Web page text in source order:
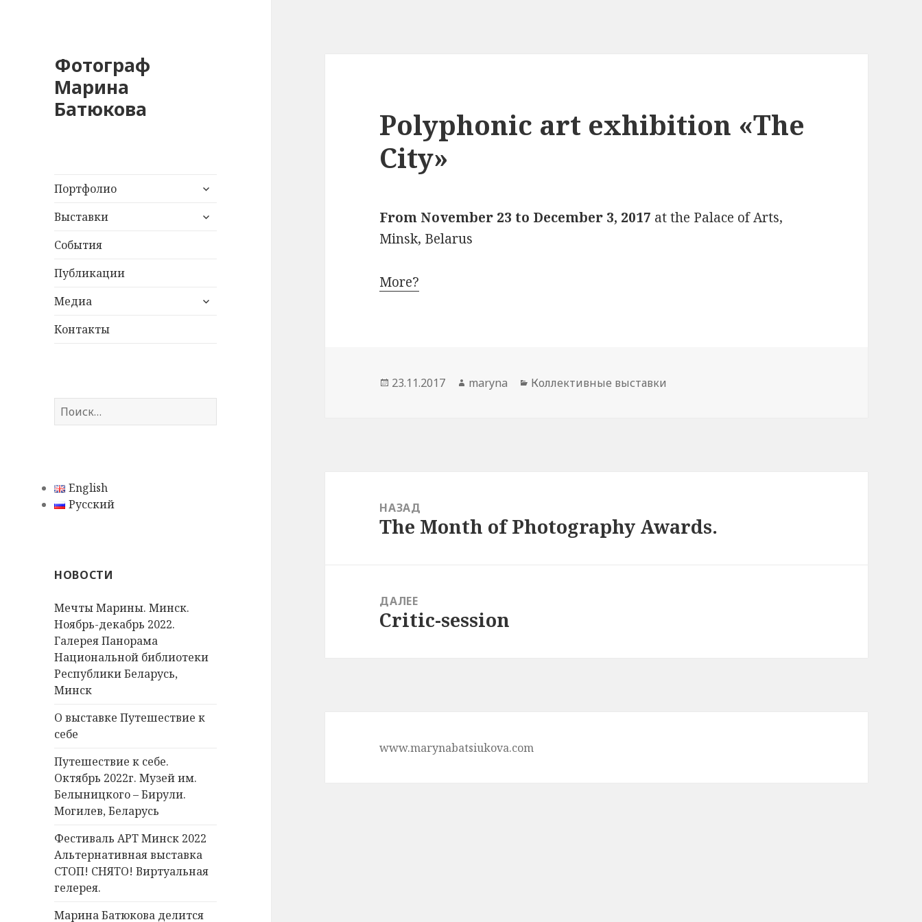
Фотограф
Марина
Батюкова
Портфолио
раскрыть
меню
Выставки
раскрыть
События
Публикации
Медиа
раскрыть
Контакты
Н
а
:
English
Русский
НОВОСТИ
Мечты Марины. Минск.
Ноябрь-декабрь 2022.
Галерея Панорама
Национальной библиотеки
Республики Беларусь,
Минск
О выставке Путешествие к
себе
Путешествие к себе.
Октябрь 2022г. Музей им.
Белыницкого – Бирули.
Могилев, Беларусь
Фестиваль АРТ Минск 2022
Альтернативная выставка
СТОП! СНЯТО! Виртуальная
гелерея.
Марина Батюкова делится
Polyphonic art exhibition «The
City»
From November 23 to December 3, 2017 at the Palace of Arts,
Minsk, Belarus
More?
Опубликовано
23.11.2017 Автор
maryna Рубрики
Коллективные выставки
записям
НАЗАД
Предыдущая
The Month of Photography Awards.
ДАЛЕЕ
Следующая
Critic-session
www.marynabatsiukova.com